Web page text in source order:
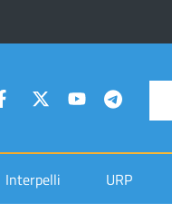
Interpelli URP